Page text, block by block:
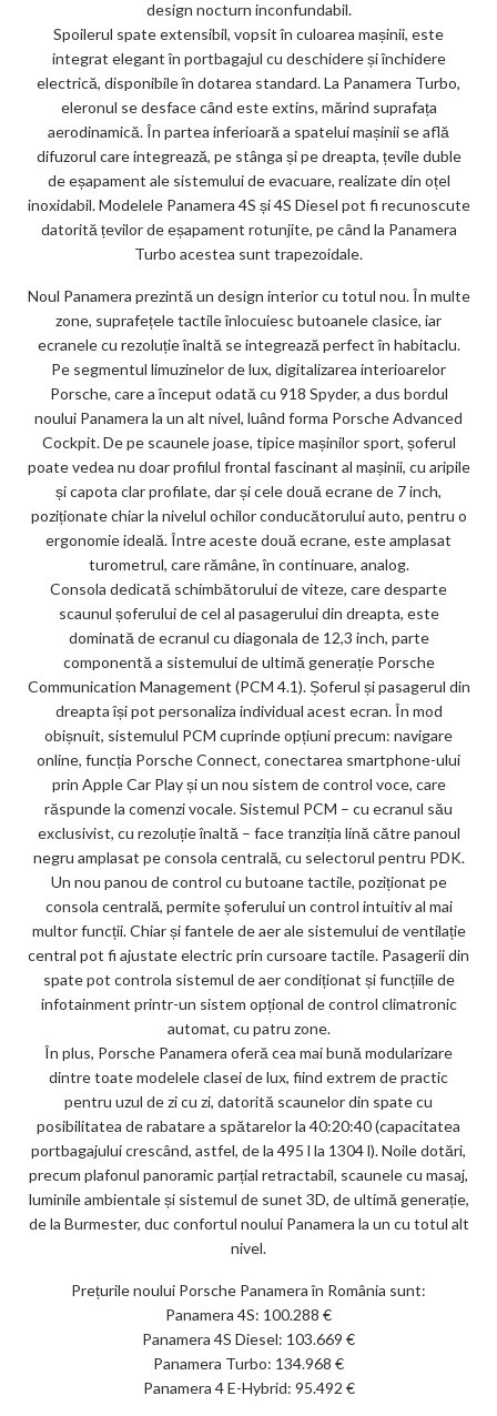
design nocturn inconfundabil.
Spoilerul spate extensibil, vopsit în culoarea mașinii, este
integrat elegant în portbagajul cu deschidere și închidere
electrică, disponibile în dotarea standard. La Panamera Turbo,
eleronul se desface când este extins, mărind suprafața
aerodinamică. În partea inferioară a spatelui mașinii se află
difuzorul care integrează, pe stânga și pe dreapta, țevile duble
de eșapament ale sistemului de evacuare, realizate din oțel
inoxidabil. Modelele Panamera 4S și 4S Diesel pot fi recunoscute
datorită țevilor de eșapament rotunjite, pe când la Panamera
Turbo acestea sunt trapezoidale.
Noul Panamera prezintă un design interior cu totul nou. În multe
zone, suprafețele tactile înlocuiesc butoanele clasice, iar
ecranele cu rezoluție înaltă se integrează perfect în habitaclu.
Pe segmentul limuzinelor de lux, digitalizarea interioarelor
Porsche, care a început odată cu 918 Spyder, a dus bordul
noului Panamera la un alt nivel, luând forma Porsche Advanced
Cockpit. De pe scaunele joase, tipice mașinilor sport, șoferul
poate vedea nu doar profilul frontal fascinant al mașinii, cu aripile
și capota clar profilate, dar și cele două ecrane de 7 inch,
poziționate chiar la nivelul ochilor conducătorului auto, pentru o
ergonomie ideală. Între aceste două ecrane, este amplasat
turometrul, care rămâne, în continuare, analog.
Consola dedicată schimbătorului de viteze, care desparte
scaunul șoferului de cel al pasagerului din dreapta, este
dominată de ecranul cu diagonala de 12,3 inch, parte
componentă a sistemului de ultimă generație Porsche
Communication Management (PCM 4.1). Șoferul și pasagerul din
dreapta își pot personaliza individual acest ecran. În mod
obișnuit, sistemulul PCM cuprinde opțiuni precum: navigare
online, funcția Porsche Connect, conectarea smartphone-ului
prin Apple Car Play și un nou sistem de control voce, care
răspunde la comenzi vocale. Sistemul PCM – cu ecranul său
exclusivist, cu rezoluție înaltă – face tranziția lină către panoul
negru amplasat pe consola centrală, cu selectorul pentru PDK.
Un nou panou de control cu butoane tactile, poziționat pe
consola centrală, permite șoferului un control intuitiv al mai
multor funcții. Chiar și fantele de aer ale sistemului de ventilație
central pot fi ajustate electric prin cursoare tactile. Pasagerii din
spate pot controla sistemul de aer condiționat și funcțiile de
infotainment printr-un sistem opțional de control climatronic
automat, cu patru zone.
În plus, Porsche Panamera oferă cea mai bună modularizare
dintre toate modelele clasei de lux, fiind extrem de practic
pentru uzul de zi cu zi, datorită scaunelor din spate cu
posibilitatea de rabatare a spătarelor la 40:20:40 (capacitatea
portbagajului crescând, astfel, de la 495 l la 1304 l). Noile dotări,
precum plafonul panoramic parțial retractabil, scaunele cu masaj,
luminile ambientale și sistemul de sunet 3D, de ultimă generație,
de la Burmester, duc confortul noului Panamera la un cu totul alt
nivel.
Prețurile noului Porsche Panamera în România sunt:
Panamera 4S: 100.288 €
Panamera 4S Diesel: 103.669 €
Panamera Turbo: 134.968 €
Panamera 4 E-Hybrid: 95.492 €